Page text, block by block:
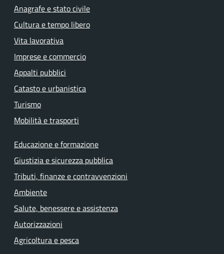
Anagrafe e stato civile
Cultura e tempo libero
Vita lavorativa
Imprese e commercio
Appalti pubblici
Catasto e urbanistica
Turismo
Mobilità e trasporti
Educazione e formazione
Giustizia e sicurezza pubblica
Tributi, finanze e contravvenzioni
Ambiente
Salute, benessere e assistenza
Autorizzazioni
Agricoltura e pesca